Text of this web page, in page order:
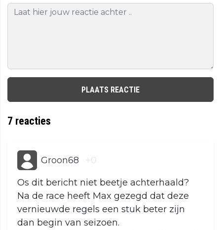
PLAATS REACTIE
7 reacties
Groon68 +0
Os dit bericht niet beetje achterhaald?
Na de race heeft Max gezegd dat deze
vernieuwde regels een stuk beter zijn
dan begin van seizoen.